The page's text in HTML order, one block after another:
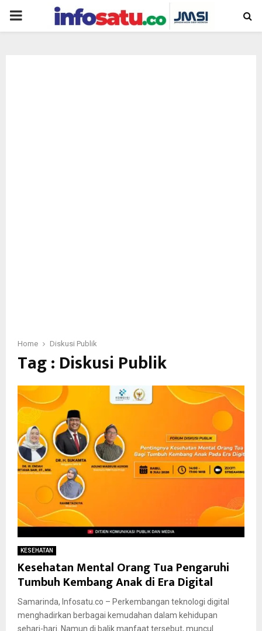
PRIMARY
Home Diskusi Publik
Tag : Diskusi Publik
KESEHATAN
Kesehatan Mental Orang Tua Pengaruhi
Tumbuh Kembang Anak di Era Digital
Samarinda, Infosatu.co – Perkembangan teknologi digital
menghadirkan berbagai kemudahan dalam kehidupan
sehari-hari. Namun di balik manfaat tersebut, muncul